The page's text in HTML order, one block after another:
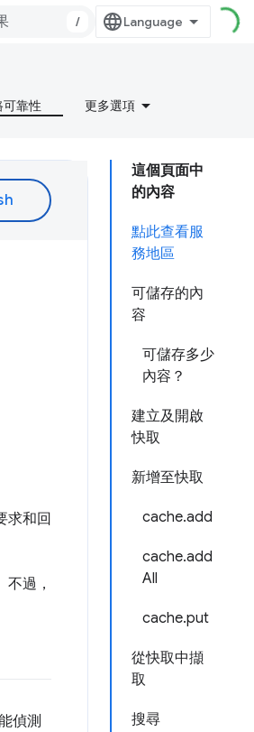
/
可靠性 更多選項
這個頁面中
的內容
點此查看服
務地區
可儲存的內
容
可儲存多少
內容？
建立及開啟
快取
新增至快取
cache.add
cache.add
All
cache.put
從快取中擷
取
搜尋
求和回
過，
偵測